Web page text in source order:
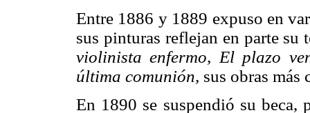
Entre 1886 y 1889 expuso en
sus pinturas reflejan en parte
violinista enfermo, El plazo
última comunión, sus obras más
En 1890 se suspendió su beca,